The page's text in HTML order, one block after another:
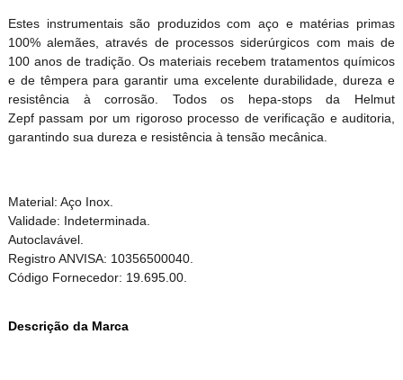
Estes instrumentais são produzidos com aço e matérias primas
100% alemães, através de processos siderúrgicos com mais de
100 anos de tradição. Os materiais recebem tratamentos químicos
e de têmpera para garantir uma excelente durabilidade, dureza e
resistência à corrosão. Todos os hepa-stops da Helmut
Zepf passam por um rigoroso processo de verificação e auditoria,
garantindo sua dureza e resistência à tensão mecânica.
Material: Aço Inox.
Validade: Indeterminada.
Autoclavável.
Registro ANVISA: 10356500040.
Código Fornecedor: 19.695.00.
Descrição da Marca